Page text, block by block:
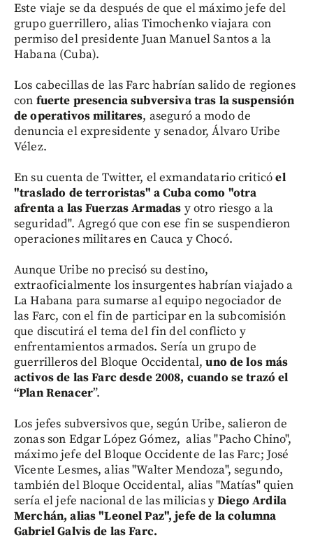
Este viaje se da después de que el máximo jefe del
grupo guerrillero, alias Timochenko viajara con
permiso del presidente Juan Manuel Santos a la
Habana (Cuba).
Los cabecillas de las Farc habrían salido de regiones
con fuerte presencia subversiva tras la suspensión
de operativos militares, aseguró a modo de
denuncia el expresidente y senador, Álvaro Uribe
Vélez.
En su cuenta de Twitter, el exmandatario criticóel
"traslado de terroristas" a Cuba como "otra
afrenta a las Fuerzas Armadas y otro riesgo a la
seguridad". Agregó que con ese fin se suspendieron
operaciones militares en Cauca y Chocó.
Aunque Uribe no precisó su destino,
extraoficialmente los insurgentes habrían viajado a
La Habana para sumarse al equipo negociador de
las Farc, con el fin de participar en la subcomisión
que discutirá el tema del fin del conflicto y
enfrentamientos armados. Sería un grupo de
guerrilleros del Bloque Occidental,uno de los más
activos de las Farc desde 2008, cuando se trazó el
“Plan Renacer”.
Los jefes subversivos que, según Uribe, salieron de
zonas son Edgar López Gómez, alias "Pacho Chino",
máximo jefe del Bloque Occidente de las Farc; José
Vicente Lesmes, alias "Walter Mendoza", segundo,
también del Bloque Occidental, alias "Matías" quien
sería el jefe nacional de las milicias yDiego Ardila
Merchán, alias "Leonel Paz", jefe de la columna
Gabriel Galvis de las Farc.